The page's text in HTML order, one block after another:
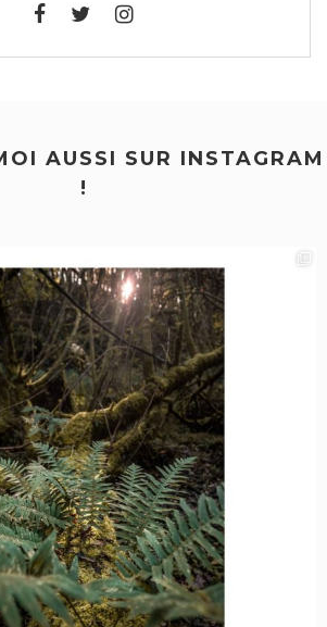
AUSSI SUR INSTAGRAM
!